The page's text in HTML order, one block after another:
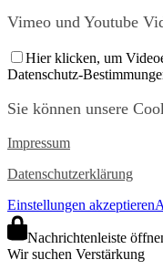
Vimeo und Youtube
Hier klicken, um
Datenschutz-
Sie können unsere
Impressum
Datenschutzerklärung
Einstellungen akzeptieren
Nachrichtenleiste
Wir suchen Verstärkung